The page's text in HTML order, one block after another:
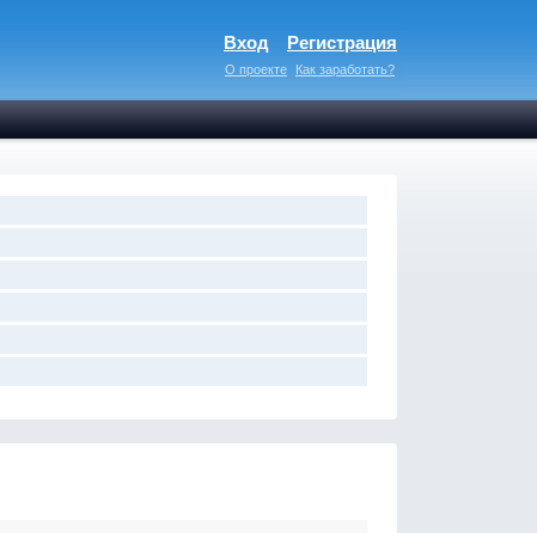
Вход Регистрация
О проекте Как заработать?